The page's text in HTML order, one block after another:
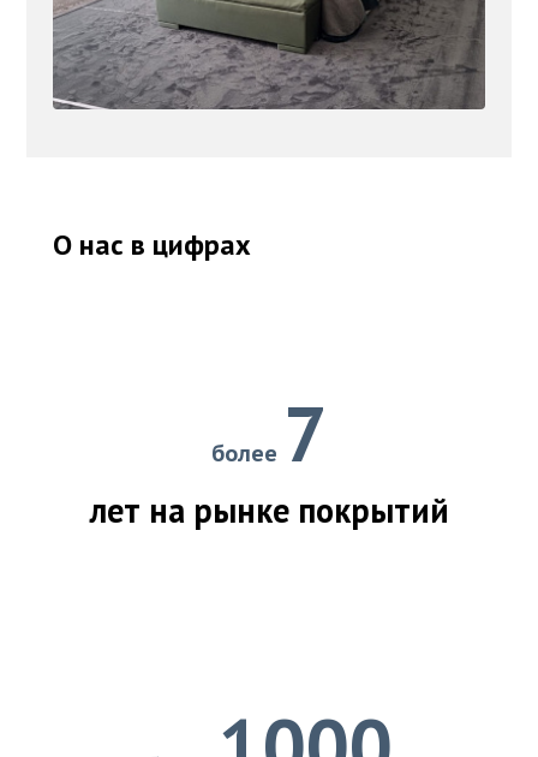
О нас в цифрах
более 7
лет на рынке покрытий